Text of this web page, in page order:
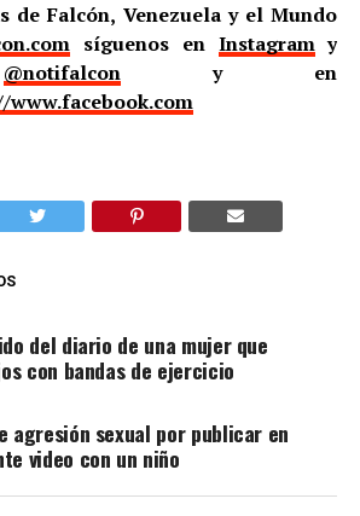
de Falcón, Venezuela y el Mundo
síguenos en Instagramy
@notifalcony en
www.facebook.com
del diario de una mujer que
con bandas de ejercicio
agresión sexual por publicar en
video con un niño